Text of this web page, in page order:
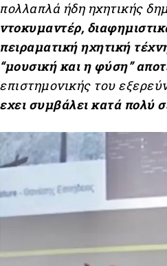
ντοκυμαντέρ,
πειραματική ηχητική
“μουσική και η φύση”
επιστημονικής του
εχει συμβάλει κατά πολύ